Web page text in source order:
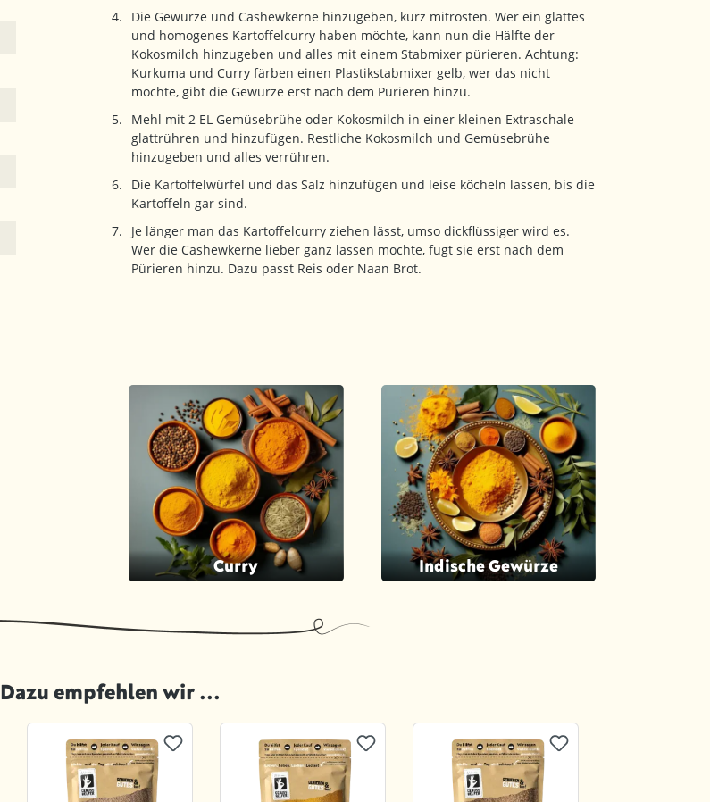
Die Gewürze und Cashewkerne hinzugeben, kurz mitrösten. Wer ein glattes
und homogenes Kartoffelcurry haben möchte, kann nun die Hälfte der
Kokosmilch hinzugeben und alles mit einem Stabmixer pürieren. Achtung:
Kurkuma und Curry färben einen Plastikstabmixer gelb, wer das nicht
möchte, gibt die Gewürze erst nach dem Pürieren hinzu.
Mehl mit 2 EL Gemüsebrühe oder Kokosmilch in einer kleinen Extraschale
glattrühren und hinzufügen. Restliche Kokosmilch und Gemüsebrühe
hinzugeben und alles verrühren.
Die Kartoffelwürfel und das Salz hinzufügen und leise köcheln lassen, bis die
Kartoffeln gar sind.
Je länger man das Kartoffelcurry ziehen lässt, umso dickflüssiger wird es.
Wer die Cashewkerne lieber ganz lassen möchte, fügt sie erst nach dem
Pürieren hinzu. Dazu passt Reis oder Naan Brot.
Curry Indische Gewürze
Dazu empfehlen wir ...